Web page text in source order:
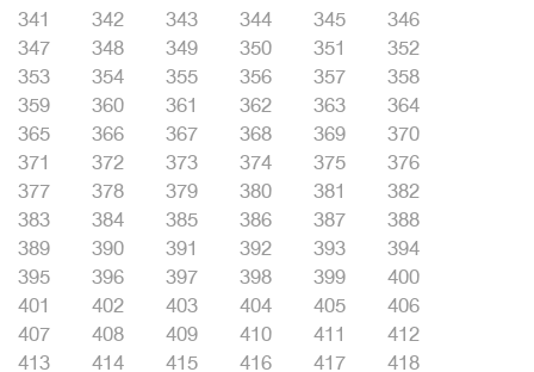
341
342 343 344 345
346
347
348 349 350 351
352
353
354 355 356 357
358
359
360 361 362 363
364
365
366 367 368 369
370
371
372 373 374 375
376
377
378 379 380 381
382
383
384 385 386 387
388
389
390 391 392 393
394
395
396 397 398 399
400
401
402 403 404 405
406
407
408 409 410 411
412
413
414 415 416 417
418